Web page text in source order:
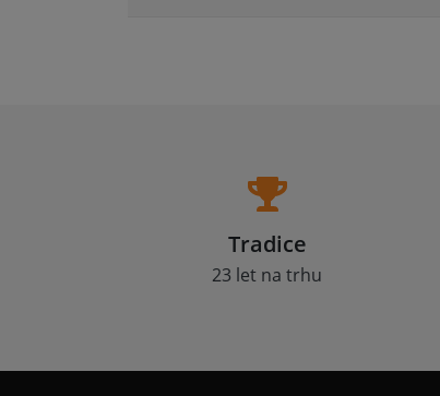
Tradice
23 let na trhu